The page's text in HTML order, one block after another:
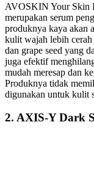
AVOSKIN Your Skin
merupakan serum
produknya kaya akan
kulit wajah lebih cerah
dan grape seed yang
juga efektif
mudah meresap dan
Produknya tidak
digunakan untuk kulit
2. AXIS-Y Dark